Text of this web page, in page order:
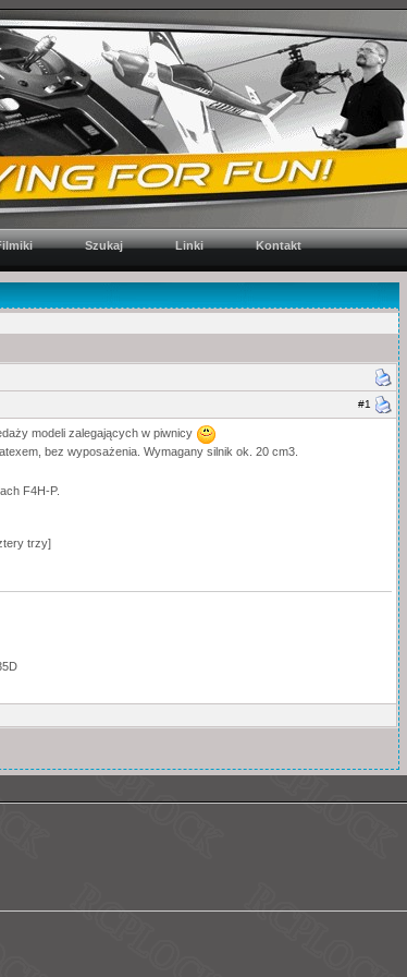
Szukaj Linki Kontakt
#1
modeli zalegających w piwnicy
bez wyposażenia. Wymagany silnik ok. 20 cm3.
F4H-P.
trzy]